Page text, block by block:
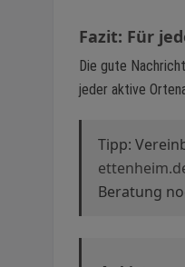
Fazit: Für
Die gute
jeder aktive
Tipp:
Beratung